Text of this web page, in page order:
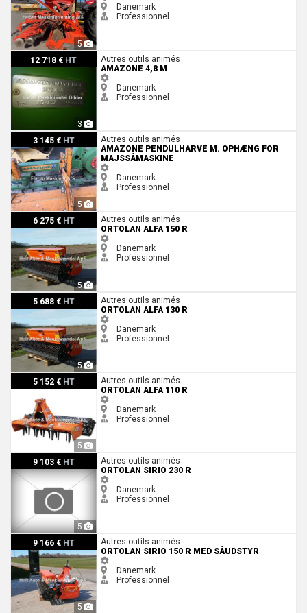
5
Danemark
Professionnel
12 718 € HT
3
Amazone 4,8 M
Autres outils animés
AMAZONE 4,8 M
Danemark
Professionnel
3 145 € HT
5
Amazone Pendulharve m. ophæng for majssåmaskine
Autres outils animés
AMAZONE PENDULHARVE M. OPHÆNG FOR
MAJSSÅMASKINE
Danemark
Professionnel
6 275 € HT
5
Ortolan Alfa 150 R
Autres outils animés
ORTOLAN ALFA 150 R
Danemark
Professionnel
5 688 € HT
5
Ortolan Alfa 130 R
Autres outils animés
ORTOLAN ALFA 130 R
Danemark
Professionnel
5 152 € HT
5
Ortolan Alfa 110 R
Autres outils animés
ORTOLAN ALFA 110 R
Danemark
Professionnel
9 103 € HT
5
Ortolan Sirio 230 R
Autres outils animés
ORTOLAN SIRIO 230 R
Danemark
Professionnel
9 166 € HT
5
Ortolan Sirio 150 R med såudstyrAutres outils animés
ORTOLAN SIRIO 150 R MED SÅUDSTYR
Danemark
Professionnel